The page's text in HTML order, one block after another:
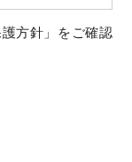
定める業務を
方針」をご確認